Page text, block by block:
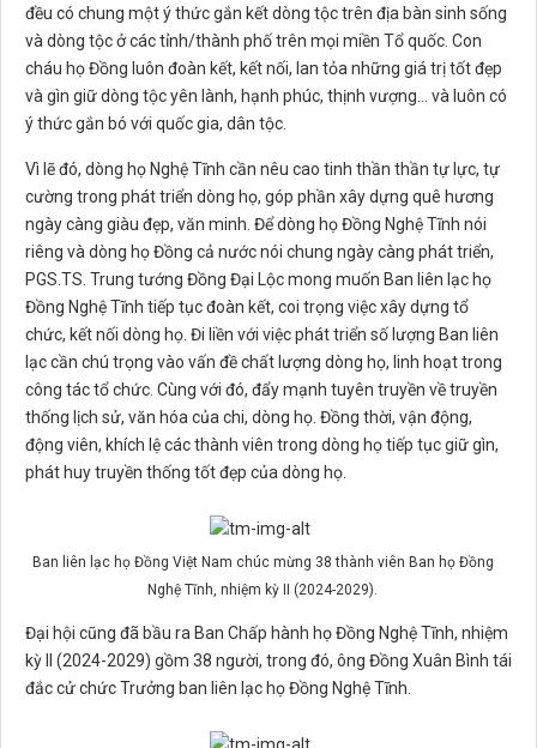
đều có chung một ý thức gắn kết dòng tộc trên địa bàn sinh sống
và dòng tộc ở các tỉnh/thành phố trên mọi miền Tổ quốc. Con
cháu họ Đồng luôn đoàn kết, kết nối, lan tỏa những giá trị tốt đẹp
và gìn giữ dòng tộc yên lành, hạnh phúc, thịnh vượng… và luôn có
ý thức gắn bó với quốc gia, dân tộc.
Vì lẽ đó, dòng họ Nghệ Tĩnh cần nêu cao tinh thần thần tự lực, tự
cường trong phát triển dòng họ, góp phần xây dựng quê hương
ngày càng giàu đẹp, văn minh. Để dòng họ Đồng Nghệ Tĩnh nói
riêng và dòng họ Đồng cả nước nói chung ngày càng phát triển,
PGS.TS. Trung tướng Đồng Đại Lộc mong muốn Ban liên lạc họ
Đồng Nghệ Tĩnh tiếp tục đoàn kết, coi trọng việc xây dựng tổ
chức, kết nối dòng họ. Đi liền với việc phát triển số lượng Ban liên
lạc cần chú trọng vào vấn đề chất lượng dòng họ, linh hoạt trong
công tác tổ chức. Cùng với đó, đẩy mạnh tuyên truyền về truyền
thống lịch sử, văn hóa của chi, dòng họ. Đồng thời, vận động,
động viên, khích lệ các thành viên trong dòng họ tiếp tục giữ gìn,
phát huy truyền thống tốt đẹp của dòng họ.
Ban liên lạc họ Đồng Việt Nam chúc mừng 38 thành viên Ban họ Đồng
Nghệ Tĩnh, nhiệm kỳ II (2024-2029).
Đại hội cũng đã bầu ra Ban Chấp hành họ Đồng Nghệ Tĩnh, nhiệm
kỳ II (2024-2029) gồm 38 người, trong đó, ông Đồng Xuân Bình tái
đắc cử chức Trưởng ban liên lạc họ Đồng Nghệ Tĩnh.